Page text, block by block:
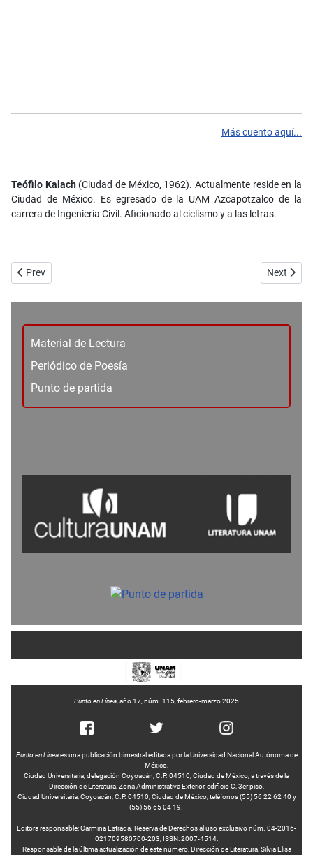
Material de Lectura
Periódico de Poesía
Punto de partida
Más cuento aquí...
Teófilo Kalach(Ciudad de México, 1962). Actualmente reside en la
Ciudad de México. Es egresado de la UAM Azcapotzalco de la
carrera de Ingeniería Civil. Aficionado al ciclismo y a las letras.
Previous article: No. 105_Dossier - Heridas y gratitud - Ramón
Prev Next
Next
Punto en Línea , año 17, núm. 115, febrero-marzo 2025
Punto en Líneaes una publicación bimestral editada por la Universidad Nacional Autónoma de
México,
Ciudad Universitaria, delegación Coyoacán, C.P. 04510, Ciudad de México, a través de la
Dirección de Literatura, Zona Administrativa Exterior, edificio C, 3er piso,
Ciudad Universitaria, Coyoacán, C.P. 04510, Ciudad de México, teléfonos (55) 56 22 62 40 y
(55) 56 65 04 19.
Editora responsable: Carmina Estrada. Reserva de Derechos al uso exclusivo núm. 04-2016-
021709580700-203, ISSN: 2007-4514.
Responsable de la última actualización de este número, Dirección de Literatura, Silvia Elisa